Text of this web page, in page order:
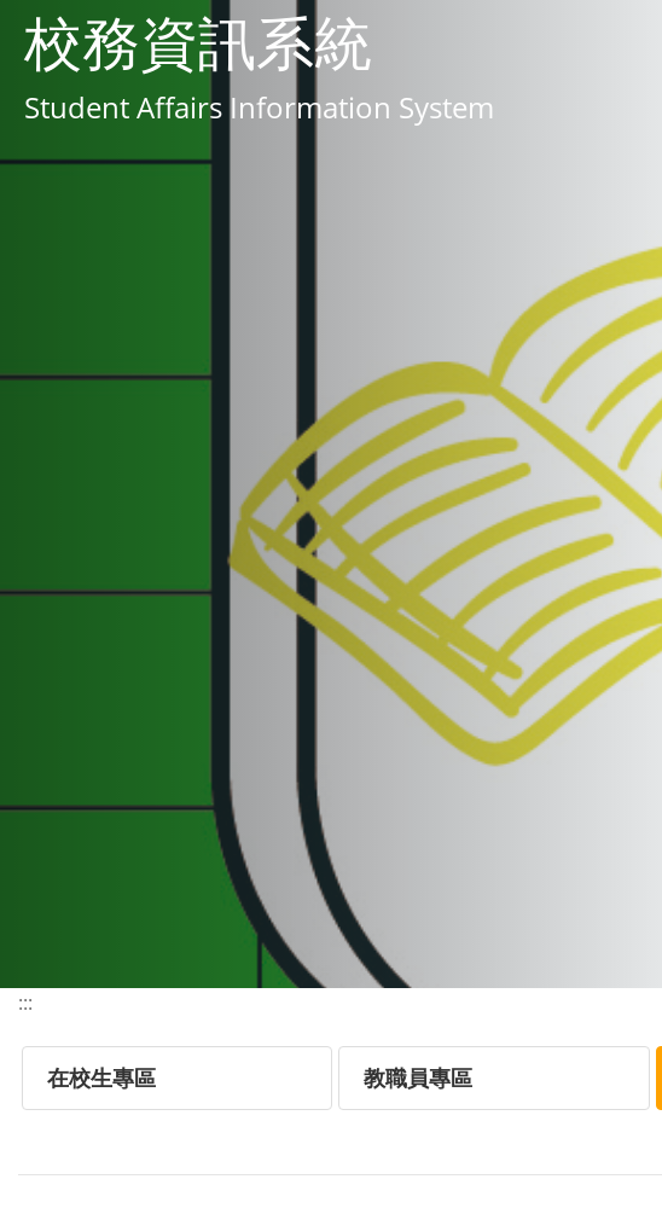
校務資訊系統
Student Affairs Information System
:::
在校生專區 教職員專區